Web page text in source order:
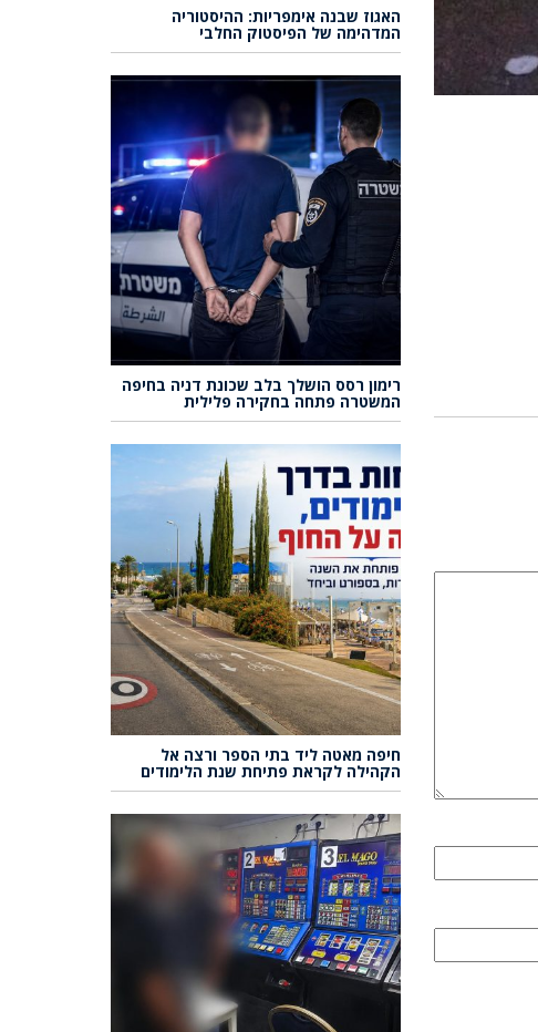
האגוז שבנה אימפריות: ההיסטוריה
המדהימה של הפיסטוק החלבי
רימון רסס הושלך בלב שכונת דניה בחיפה
המשטרה פתחה בחקירה פלילית
חיפה מאטה ליד בתי הספר ורצה אל
הקהילה לקראת פתיחת שנת הלימודים